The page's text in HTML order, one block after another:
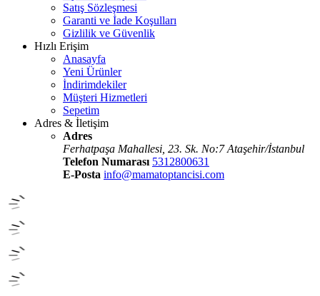
Satış Sözleşmesi
Garanti ve İade Koşulları
Gizlilik ve Güvenlik
Hızlı Erişim
Anasayfa
Yeni Ürünler
İndirimdekiler
Müşteri Hizmetleri
Sepetim
Adres & İletişim
Adres
Ferhatpaşa Mahallesi, 23. Sk. No:7 Ataşehir/İstanbul
Telefon Numarası 5312800631
E-Posta info@mamatoptancisi.com